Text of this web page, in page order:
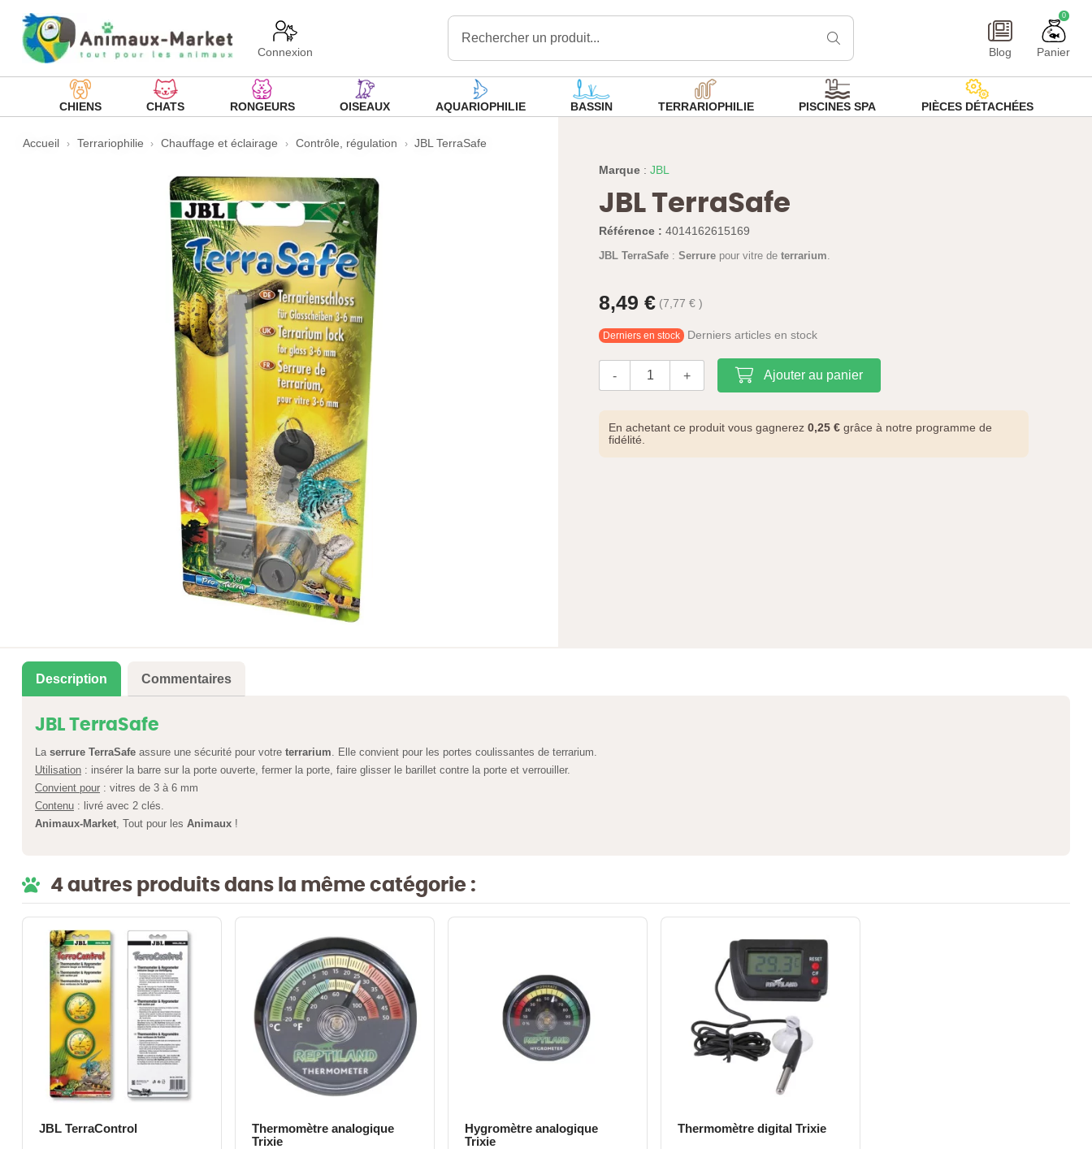
Rechercher un produit...
Connexion
0
Panier
Blog
CHIENS CHATS RONGEURS OISEAUX AQUARIOPHILIE BASSIN TERRARIOPHILIE PISCINES SPA PIÈCES DÉTACHÉES
Accueil Terrariophilie Chauffage et éclairage Contrôle, régulation JBL TerraSafe
Marque : JBL
JBL TerraSafe
Référence : 4014162615169
JBL TerraSafe : Serrure pour vitre de terrarium.
8,49 € (7,77 € )
Derniers en stock Derniers articles en stock
- + Ajouter au panier
En achetant ce produit vous gagnerez 0,25 € grâce à notre programme de
fidélité.
Description Commentaires
JBL TerraSafe
Laserrure TerraSafe assure une sécurité pour votre terrarium. Elle convient pour les portes coulissantes de terrarium.
Utilisation : insérer la barre sur la porte ouverte, fermer la porte, faire glisser le barillet contre la porte et verrouiller.
Convient pour : vitres de 3 à 6 mm
Contenu : livré avec 2 clés.
Animaux-Market, Tout pour les Animaux !
4 autres produits dans la même catégorie :
Aperçu rapide
JBL TerraControl Aperçu rapide
Thermomètre analogique
Trixie
Aperçu rapide
Hygromètre analogique
Trixie
Aperçu rapide
Thermomètre digital Trixie